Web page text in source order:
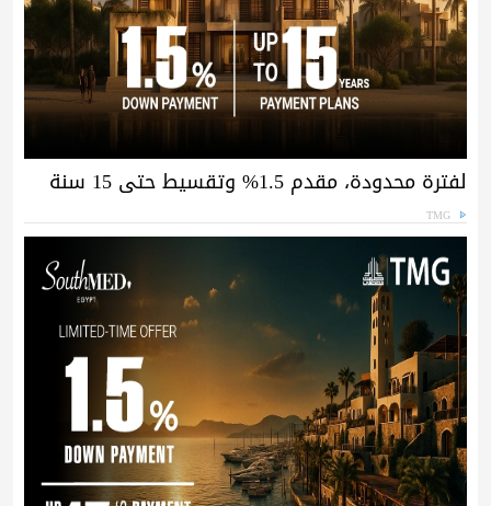
لفترة محدودة، مقدم 1.5% وتقسيط حتى 15 سنة
TMG